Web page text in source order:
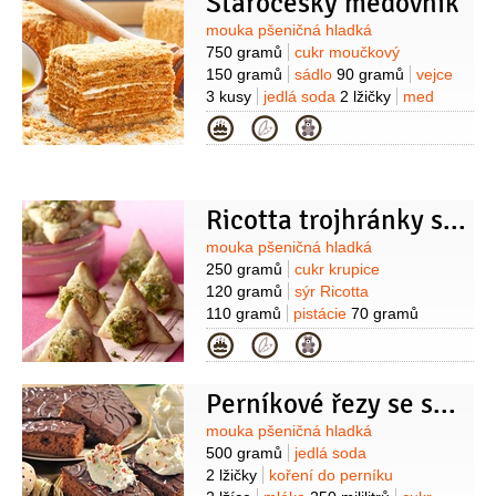
potření)
Poleva: bílek
30 gramů
cukr moučkový
200 gramů
Suroviny
mouka pšeničná hladká
750 gramů
cukr moučkový
150 gramů
sádlo 90 gramů
vejce
3 kusy
jedlá soda 2 lžičky
med
6 lžic
mléko6 lžic
750 mililitrů
mouka pšeničná
moučkový
120 gramů
máslo
250 gramů
Kategorie
Ricotta trojhránky s pistáciemi
Suroviny
mouka pšeničná hladká
250 gramů
cukr krupice
120 gramů
sýr Ricotta
110 gramů
pistácie 70 gramů
(vyloupané, nesolené)
90 gramů (změklé) vejce1 kus
cukr
1/2lžičky sůl1 špetka
Kategorie
Perníkové řezy se smetanovým přelivem
Suroviny
mouka pšeničná hladká
500 gramů
jedlá soda
2 lžičky
koření do perníku